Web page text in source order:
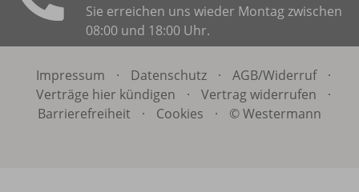
Sie erreichen uns wieder Montag zwischen
08:00 und 18:00 Uhr.
Impressum · Datenschutz · AGB/Widerruf
·
Verträge hier kündigen
· Vertrag widerrufen
·
Barrierefreiheit
· Cookies · © Westermann